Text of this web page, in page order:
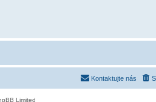
Kontaktujte nás
Limited